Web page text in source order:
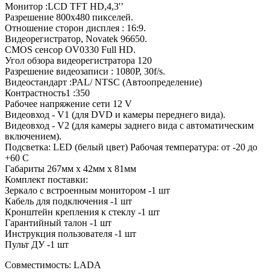
Монитор :LCD TFT HD,4,3'’
Разрешение 800x480 пикселей.
Отношение сторон дисплея : 16:9.
Видеорегистратор, Novatek 96650.
CMOS сенсор OV0330 Full HD.
Угол обзора видеорегистратора 120
Разрешение видеозаписи : 1080P, 30f/s.
Видеостандарт :PAL/ NTSC (Автоопределение)
Контрастность1 :350
Рабочее напряжение сети 12 V
Видеовход - V1 (для DVD и камеры переднего вида).
Видеовход - V2 (для камеры заднего вида с автоматическим
включением).
Подсветка: LED (белый цвет) Рабочая температура: от -20 до
+60 C
Габариты 267мм x 42мм x 81мм
Комплект поставки:
Зеркало с встроенным монитором -1 шт
Кабель для подключения -1 шт
Кронштейн крепления к стеклу -1 шт
Гарантийный талон -1 шт
Инструкция пользователя -1 шт
Пульт ДУ -1 шт
Совместимость: LADA